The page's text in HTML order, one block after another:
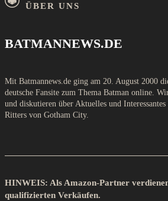
ÜBER UNS
BATMANNEWS.DE
Mit Batmannews.de ging am 20. August 2000
deutsche Fansite zum Thema Batman online.
und diskutieren über Aktuelles und
Ritters von Gotham City.
HINWEIS: Als Amazon-Partner
qualifizierten Verkäufen.